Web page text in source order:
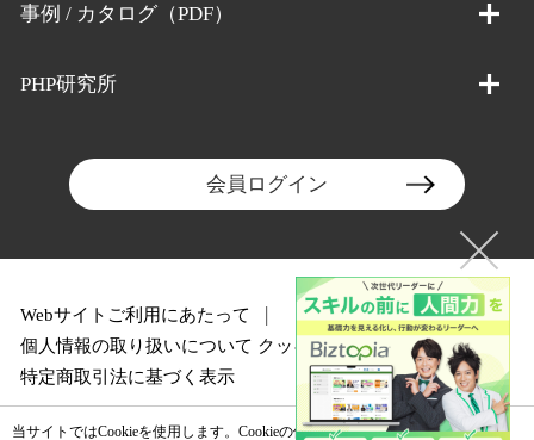
事例 / カタログ（PDF）
PHP研究所
会員ログイン
Webサイトご利用にあたって
個人情報の取り扱いについて クッキーポリシー
特定商取引法に基づく表示
当サイトではCookieを使用します。Cookieの使用に関する詳